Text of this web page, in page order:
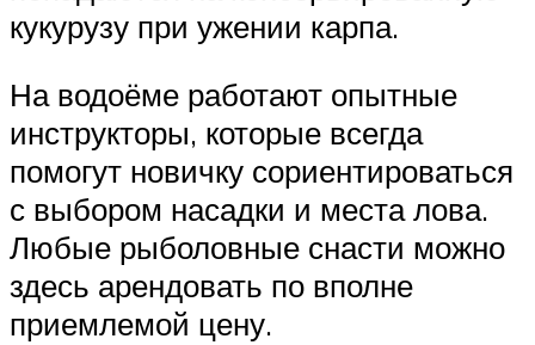
кукурузу при ужении карпа.
На водоёме работают опытные
инструкторы, которые всегда
помогут новичку сориентироваться
с выбором насадки и места лова.
Любые рыболовные снасти можно
здесь арендовать по вполне
приемлемой цену.